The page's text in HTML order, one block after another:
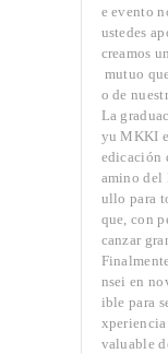
e evento
ustedes
creamos
mutuo
o de
La
yu MKKI
edicación
amino del
ullo para
que, con
canzar
nsei en
ible para
valuable